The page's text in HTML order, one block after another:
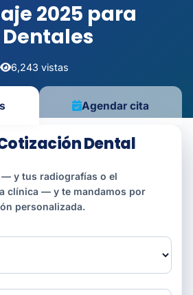
2025 para
6,243 vistas
Agendar cita
Dental
y tus radiografías o el
clínica — y te mandamos por
personalizada.